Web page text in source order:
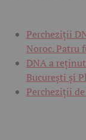
Percheziții
Noroc. Patru
DNA a
București și
Percheziții